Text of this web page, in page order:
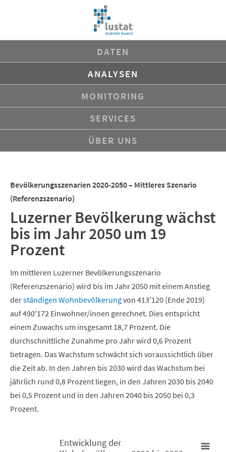
DATEN
ANALYSEN
MONITORING
SERVICES
ÜBER UNS
Bevölkerungsszenarien 2020-2050 – Mittleres Szenario
(Referenzszenario)
Luzerner Bevölkerung wächst
bis im Jahr 2050 um 19
Prozent
Im mittleren Luzerner Bevölkerungsszenario
(Referenzszenario) wird bis im Jahr 2050 mit einem Anstieg
derständigen Wohnbevölkerungvon 413'120 (Ende 2019)
auf 490'172 Einwohner/innen gerechnet. Dies entspricht
einem Zuwachs um insgesamt 18,7 Prozent. Die
durchschnittliche Zunahme pro Jahr wird 0,6 Prozent
betragen. Das Wachstum schwächt sich voraussichtlich über
die Zeit ab. In den Jahren bis 2030 wird das Wachstum bei
jährlich rund 0,8 Prozent liegen, in den Jahren 2030 bis 2040
bei 0,5 Prozent und in den Jahren 2040 bis 2050 bei 0,3
Prozent.
Entwicklung der